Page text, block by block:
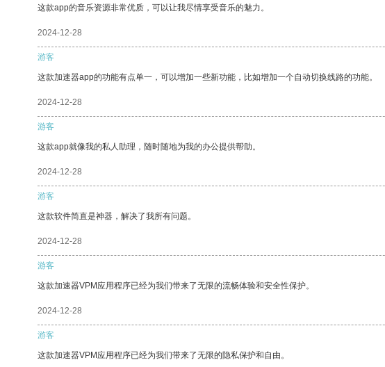
这款app的音乐资源非常优质，可以让我尽情享受音乐的魅力。
2024-12-28
游客
这款加速器app的功能有点单一，可以增加一些新功能，比如增加一个自动切换线路的功能。
2024-12-28
游客
这款app就像我的私人助理，随时随地为我的办公提供帮助。
2024-12-28
游客
这款软件简直是神器，解决了我所有问题。
2024-12-28
游客
这款加速器VPM应用程序已经为我们带来了无限的流畅体验和安全性保护。
2024-12-28
游客
这款加速器VPM应用程序已经为我们带来了无限的隐私保护和自由。